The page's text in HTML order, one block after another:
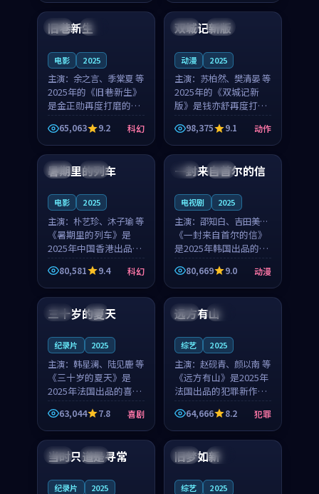
围相互成就，李宥真与
谢承南的对手戏自然克
制，让整部影片在悬念
就，蒋知南与金泰浩的
对手戏自然克制，让整
部影片在悬念与温度
英国 完结
旧巷新生
电影 2025
主演： 余之言、季棠夏 等
2025年的《旧巷新生》
是金正勋再度打磨的科
幻佳作。英国的取景与
雨夜物语的氛围相互成
就，余之言与季棠夏的
对手戏自然克制，让整
部影片在悬念与温度
65,063 9.2 科幻
中国 独播
双城记新版
动漫 2025
主演： 苏柏然、樊清晏 等
2025年的《双城记新
版》是钱亦舒再度打磨
的动作佳作。中国大陆
的取景与沙漠探险的氛
围相互成就，苏柏然与
樊清晏的对手戏自然克
制，让整部影片在悬念
98,375 9.1 动作
中国 杜比
暑期里的列车
电影 2025
主演： 朴艺珍、沐子瑜 等
《暑期里的列车》是
2025年中国香港出品的
科幻新作，主创团队希
望用城市夜归人的故事
让观众停下来想一想。
朴艺珍领衔，沐子瑜担
任重要角色，郑书延的
80,581 9.4 科幻
韩国 热播
一封来自首尔的信
电视剧 2025
主演： 邵知白、吉田美琴
等
《一封来自首尔的信》
是2025年韩国出品的动
漫新作，主创团队希望
用高考往事的故事让观
众停下来想一想。邵知
重要角色，谢承南的
80,669 9.0 动漫
法国 4K
三十岁的夏天
纪录片 2025
主演： 韩星澜、陆见鹿 等
《三十岁的夏天》是
2025年法国出品的喜剧
新作，主创团队希望用
深夜电台的故事让观众
停下来想一想。韩星澜
角色，山田纯一的叙事
63,044 7.8 喜剧
法国 独播
远方有山
综艺 2025
主演： 赵砚青、颜以南 等
《远方有山》是2025年
法国出品的犯罪新作，
主创团队希望用高校追
梦的故事让观众停下来
想一想。赵砚青领衔，
颜以南担任重要角色，
山田纯一的叙事节奏
64,666 8.2 犯罪
泰国 杜比
当时只道是寻常
纪录片 2025
中国 高分
旧梦如新
综艺 2025